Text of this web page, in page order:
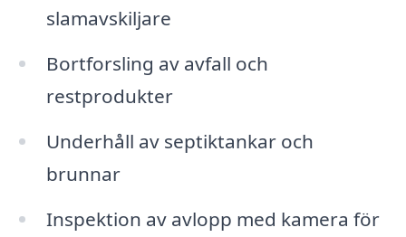
slamavskiljare
Bortforsling av avfall och
restprodukter
Underhåll av septiktankar och
brunnar
Inspektion av avlopp med kamera för